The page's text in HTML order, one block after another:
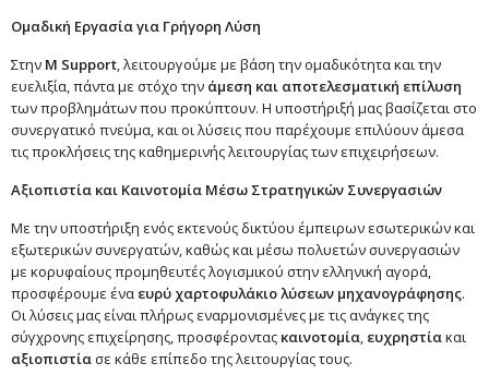
Ομαδική Εργασία για Γρήγορη Λύση
Στην M Support, λειτουργούμε με βάση την ομαδικότητα και την
ευελιξία, πάντα με στόχο την άμεση και αποτελεσματική επίλυση
των προβλημάτων που προκύπτουν. Η υποστήριξή μας βασίζεται στο
συνεργατικό πνεύμα, και οι λύσεις που παρέχουμε επιλύουν άμεσα
τις προκλήσεις της καθημερινής λειτουργίας των επιχειρήσεων.
Αξιοπιστία και Καινοτομία Μέσω Στρατηγικών Συνεργασιών
Με την υποστήριξη ενός εκτενούς δικτύου έμπειρων εσωτερικών και
εξωτερικών συνεργατών, καθώς και μέσω πολυετών συνεργασιών
με κορυφαίους προμηθευτές λογισμικού στην ελληνική αγορά,
προσφέρουμε ένα ευρύ χαρτοφυλάκιο λύσεων μηχανογράφησης.
Οι λύσεις μας είναι πλήρως εναρμονισμένες με τις ανάγκες της
σύγχρονης επιχείρησης, προσφέροντας καινοτομία, ευχρηστίακαι
αξιοπιστίασε κάθε επίπεδο της λειτουργίας τους.